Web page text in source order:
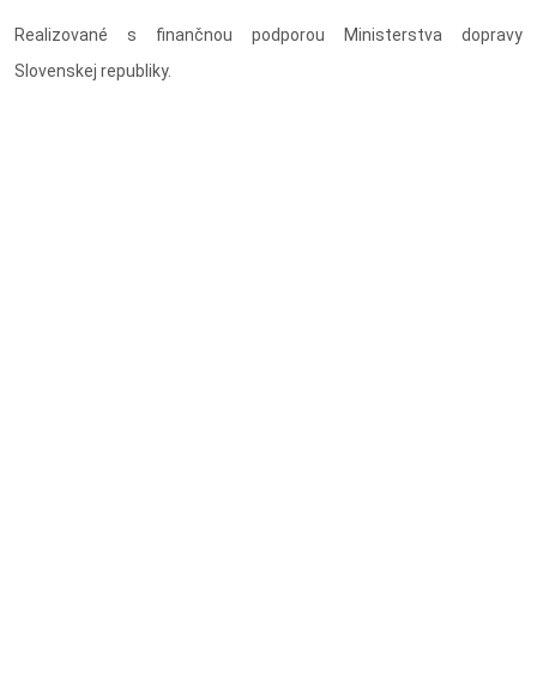
Realizované s finančnou podporou Ministerstva dopravy
Slovenskej republiky.